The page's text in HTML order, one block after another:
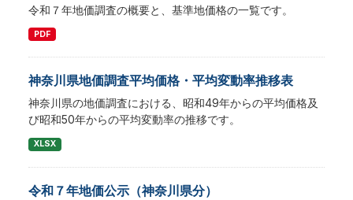
令和７年地価調査の概要と、基準地価格の一覧です。
PDF
神奈川県地価調査平均価格・平均変動率推移表
神奈川県の地価調査における、昭和49年からの平均価格及
び昭和50年からの平均変動率の推移です。
XLSX
令和７年地価公示（神奈川県分）